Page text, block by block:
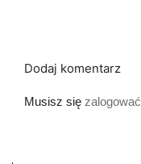
Dodaj komentarz
Musisz się zalogować